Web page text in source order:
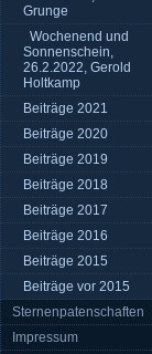
Grunge
Wochenend und
Sonnenschein,
26.2.2022, Gerold
Holtkamp
Beiträge 2021
Beiträge 2020
Beiträge 2019
Beiträge 2018
Beiträge 2017
Beiträge 2016
Beiträge 2015
Beiträge vor 2015
Sternenpatenschaften
Impressum